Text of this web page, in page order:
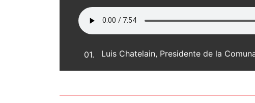
01. Luis Chatelain, Presidente de la